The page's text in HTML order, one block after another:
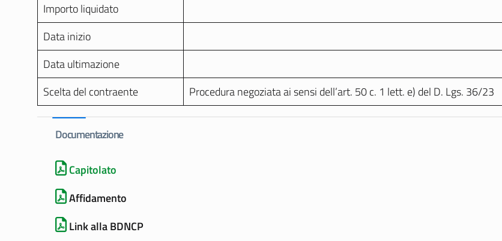
Importo liquidato
Data inizio
Data ultimazione
Scelta del contraente
Procedura negoziata ai sensi dell’art. 50 c. 1 lett. e) del D. Lgs. 36/23
Documentazione
Capitolato
Affidamento
Link alla BDNCP